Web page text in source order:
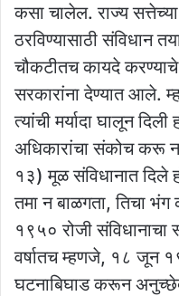
कसा चालेल. राज्य सत्तेच्या
ठरविण्यासाठी संविधान
चौकटीतच कायदे
सरकारांना देण्यात आले.
त्यांची मर्यादा घालून
अधिकारांचा संकोच करू
१३) मूळ संविधानात दिले
तमा न बाळगता, तिचा
१९५० रोजी
वर्षातच म्हणजे, १८ जून
घटनाबिघाड करून